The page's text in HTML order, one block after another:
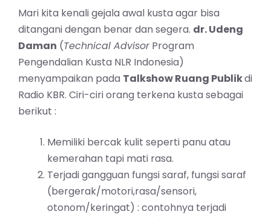
Mari kita kenali gejala awal kusta agar bisa
ditangani dengan benar dan segera. dr. Udeng
Daman (Technical AdvisorProgram
Pengendalian Kusta NLR Indonesia)
menyampaikan pada Talkshow Ruang Publikdi
Radio KBR. Ciri-ciri orang terkena kusta sebagai
berikut :
Memiliki bercak kulit seperti panu atau
kemerahan tapi mati rasa.
Terjadi gangguan fungsi saraf, fungsi saraf
(bergerak/motori,rasa/sensori,
otonom/keringat) : contohnya terjadi